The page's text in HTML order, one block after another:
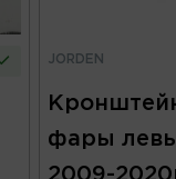
JORDEN
фары
2009-